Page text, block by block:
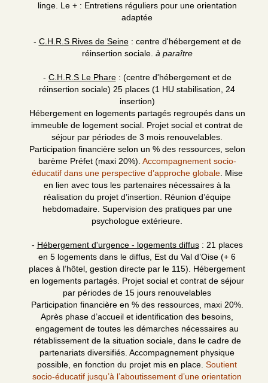
linge. Le + : Entretiens réguliers pour une orientation
adaptée
- C.H.R.S Rives de Seine: centre d'hébergement et de
réinsertion sociale. à paraître
- C.H.R.S Le Phare: (centre d'hébergement et de
réinsertion sociale) 25 places (1 HU stabilisation, 24
insertion)
Hébergement en logements partagés regroupés dans un
immeuble de logement social. Projet social et contrat de
séjour par périodes de 3 mois renouvelables.
Participation financière selon un % des ressources, selon
barème Préfet (maxi 20%). Accompagnement socio-
éducatif dans une perspective d’approche globale. Mise
en lien avec tous les partenaires nécessaires à la
réalisation du projet d’insertion. Réunion d’équipe
hebdomadaire. Supervision des pratiques par une
psychologue extérieure.
- Hébergement d'urgence - logements diffus: 21 places
en 5 logements dans le diffus, Est du Val d’Oise (+ 6
places à l’hôtel, gestion directe par le 115). Hébergement
en logements partagés. Projet social et contrat de séjour
par périodes de 15 jours renouvelables
Participation financière en % des ressources, maxi 20%.
Après phase d’accueil et identification des besoins,
engagement de toutes les démarches nécessaires au
rétablissement de la situation sociale, dans le cadre de
partenariats diversifiés. Accompagnement physique
possible, en fonction du projet mis en place. Soutient
socio-éducatif jusqu’à l’aboutissement d’une orientation